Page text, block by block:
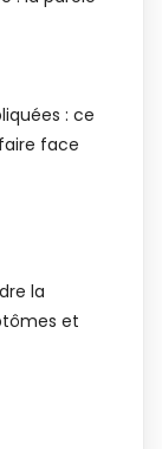
: ce
face
la
et